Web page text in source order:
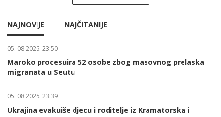
NAJNOVIJE NAJČITANIJE
05. 08 2026. 23:50
Maroko procesuira 52 osobe zbog masovnog prelaska
migranata u Seutu
05. 08 2026. 23:39
Ukrajina evakuiše djecu i roditelje iz Kramatorska i